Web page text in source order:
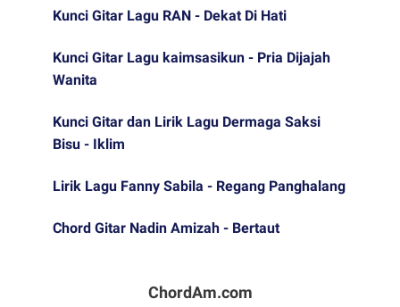
Kunci Gitar Lagu RAN - Dekat Di Hati
Kunci Gitar Lagu kaimsasikun - Pria Dijajah
Wanita
Kunci Gitar dan Lirik Lagu Dermaga Saksi
Bisu - Iklim
Lirik Lagu Fanny Sabila - Regang Panghalang
Chord Gitar Nadin Amizah - Bertaut
ChordAm.com